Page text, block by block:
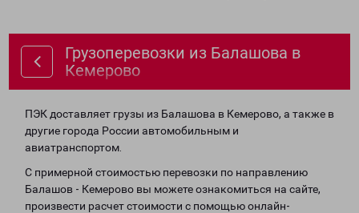
Грузоперевозки из Балашова в
Кемерово
ПЭК доставляет грузы из Балашова в Кемерово, а также в
другие города России автомобильным и
авиатранспортом.
С примерной стоимостью перевозки по направлению
Балашов - Кемерово вы можете ознакомиться на сайте,
произвести расчет стоимости с помощью онлайн-